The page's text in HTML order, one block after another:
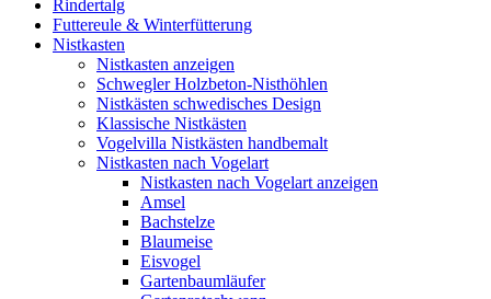
Rindertalg
Futtereule & Winterfütterung
Nistkasten
Nistkasten anzeigen
Schwegler Holzbeton-Nisthöhlen
Nistkästen schwedisches Design
Klassische Nistkästen
Vogelvilla Nistkästen handbemalt
Nistkasten nach Vogelart
Nistkasten nach Vogelart anzeigen
Amsel
Bachstelze
Blaumeise
Eisvogel
Gartenbaumläufer